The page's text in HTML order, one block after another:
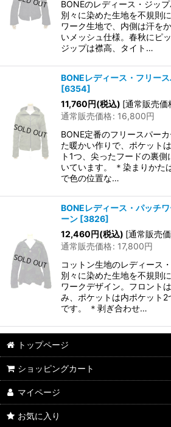
BONEのレディース・ジッ
別々に染めた生地を不規則
ワーク生地で、内側は汗を
いメッシュ仕様。春秋にピ
ジップは襟高、タイト…
BONEレディース・フリー
[6354]
11,760円(税込) [通常販売価
通常販売価格: 16,800円
BONE定番のフリースパー
た暖かい作りで、ポケット
ト1つ、尖ったフードの裏
いています。 ＊染まりかた
で色の位置な…
BONEレディース・パッチ
ーン [3826]
12,460円(税込) [通常販売
通常販売価格: 17,800円
コットン生地のレディース
別々に染めた生地を不規則
ワークデザイン。フロント
み、ポケットは内ポケット2
です。 ＊剥ぎ合わせ…
トップページ
ショッピングカート
マイページ
お気に入り